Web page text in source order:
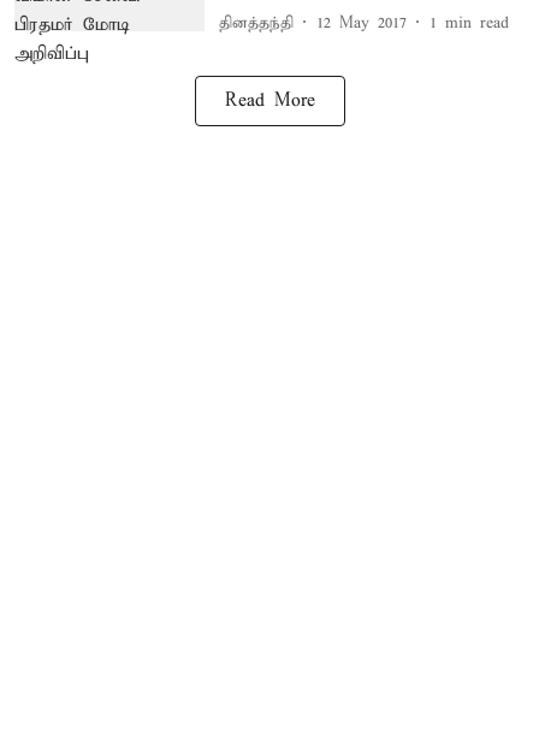
தினத்தந்தி 12 May 2017 1 min read
Read More